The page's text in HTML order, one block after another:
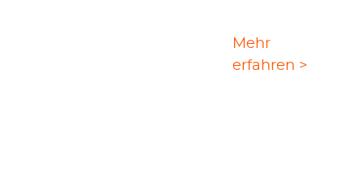
Mehr
erfahren >